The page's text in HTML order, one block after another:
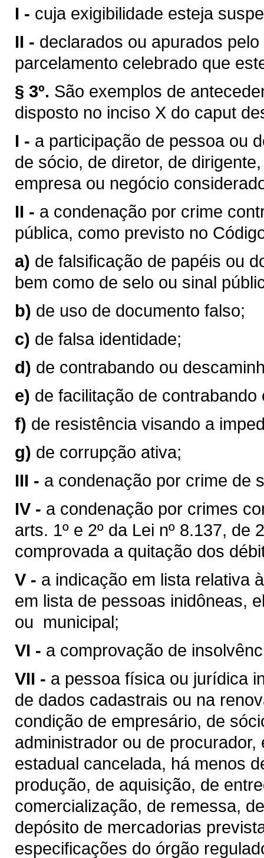
I - cuja exigibilidade esteja
II - declarados ou apurados
parcelamento celebrado que
§ 3º. São exemplos de
disposto no inciso X do caput
I - a participação de pessoa ou
de sócio, de diretor, de
empresa ou negócio
II - a condenação por crime
pública, como previsto no
a) de falsificação de papéis ou
bem como de selo ou sinal
b) de uso de documento falso;
c) de falsa identidade;
d) de contrabando ou
e) de facilitação de contrabando
f) de resistência visando a
g) de corrupção ativa;
III - a condenação por crime de
IV - a condenação por crimes
arts. 1º e 2º da Lei nº 8.137,
comprovada a quitação dos
V - a indicação em lista relativa
em lista de pessoas inidôneas,
ou municipal;
VI - a comprovação de
VII - a pessoa física ou jurídica
de dados cadastrais ou na
condição de empresário, de
administrador ou de
estadual cancelada, há menos
produção, de aquisição, de
comercialização, de remessa,
depósito de mercadorias
especificações do órgão